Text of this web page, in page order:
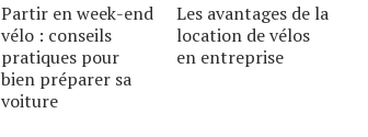
Partir en week-end
vélo : conseils
pratiques pour
bien préparer sa
voiture
Les avantages de la
location de vélos
en entreprise